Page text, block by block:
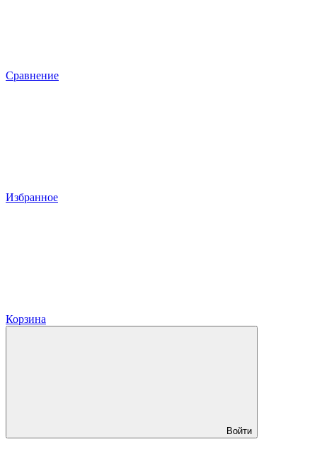
Сравнение
Избранное
Корзина
Войти